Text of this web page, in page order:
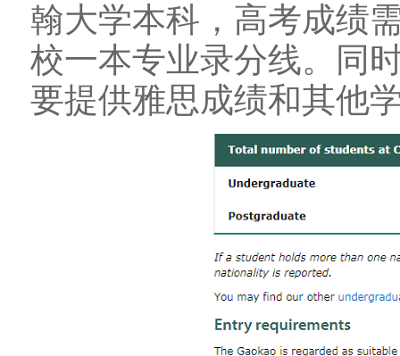
翰大学本科，高考成绩
校一本专业录分线。同
要提供雅思成绩和其他